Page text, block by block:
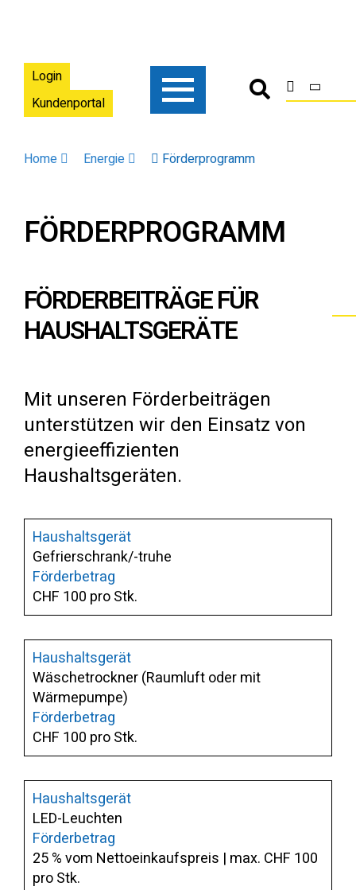
Login
Kundenportal
Home Energie Förderprogramm
FÖRDERPROGRAMM
FÖRDERBEITRÄGE FÜR
HAUSHALTSGERÄTE
Mit unseren Förderbeiträgen
unterstützen wir den Einsatz von
energieeffizienten
Haushaltsgeräten.
Gefrierschrank/-truhe
CHF 100 pro Stk.
Wäschetrockner (Raumluft oder mit
Wärmepumpe)
CHF 100 pro Stk.
LED-Leuchten
25 % vom Nettoeinkaufspreis | max. CHF 100
pro Stk.